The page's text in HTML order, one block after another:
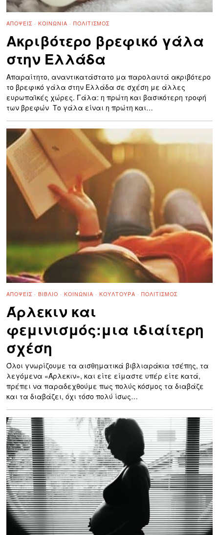
ΑΠΌΨΕΙΣ · ΚΟΙΝΩΝΊΑ · ΠΟΛΙΤΙΣΜΌΣ
Ακριβότερο βρεφικό γάλα
στην Ελλάδα
Απαραίτητο, αναντικατάστατο μα παρολαυτά ακριβότερο
το βρεφικό γάλα στην Ελλάδα σε σχέση με άλλες
ευρωπαϊκές χώρες. Γάλα: η πρώτη και βασικότερη τροφή
των βρεφών Το γάλα είναι η πρώτη και…
ΑΠΌΨΕΙΣ · ΒΙΒΛΊΟ · ΚΟΙΝΩΝΊΑ · ΚΟΥΛΤΟΥΡΑ · ΠΟΛΙΤΙΣΜΌΣ
Άρλεκιν και
φεμινισμός:μια ιδιαίτερη
σχέση
Όλοι γνωρίζουμε τα αισθηματικά βιβλιαράκια τσέπης, τα
λεγόμενα «Άρλεκιν», και είτε είμαστε υπέρ είτε κατά,
πρέπει να παραδεχθούμε πως πολύς κόσμος τα διαβάζε
και τα διαβάζει, όχι τόσο πολύ ίσως…